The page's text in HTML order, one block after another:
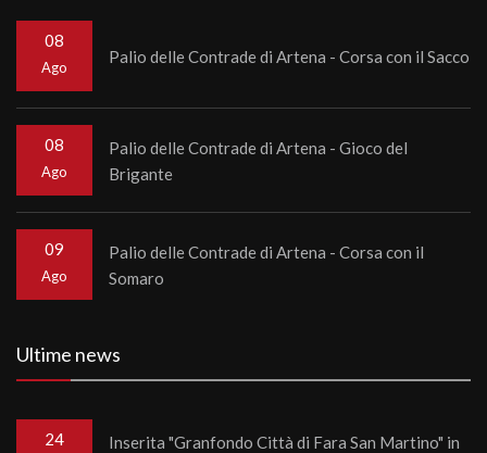
08
Ago
Palio delle Contrade di Artena - Corsa con il Sacco
08
Ago
Palio delle Contrade di Artena - Gioco del
Brigante
09
Ago
Palio delle Contrade di Artena - Corsa con il
Somaro
Ultime news
24
Inserita "Granfondo Città di Fara San Martino" in